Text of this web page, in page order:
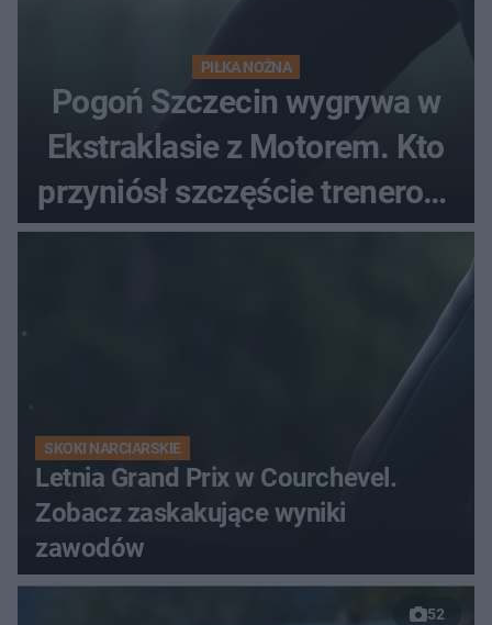
PIŁKA NOŻNA
Pogoń Szczecin wygrywa w
Ekstraklasie z Motorem. Kto
przyniósł szczęście trenerowi
gospodarzy?
SKOKI NARCIARSKIE
Letnia Grand Prix w Courchevel.
Zobacz zaskakujące wyniki
zawodów
52